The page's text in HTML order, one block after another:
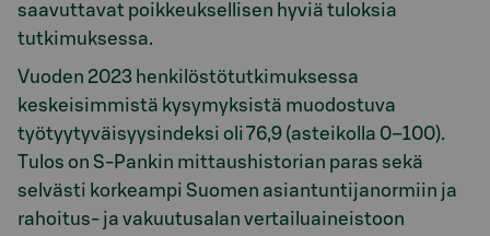
saavuttavat poikkeuksellisen hyviä tuloksia
tutkimuksessa.
Vuoden 2023 henkilöstötutkimuksessa
keskeisimmistä kysymyksistä muodostuva
työtyytyväisyysindeksi oli 76,9 (asteikolla 0–100).
Tulos on S-Pankin mittaushistorian paras sekä
selvästi korkeampi Suomen asiantuntijanormiin ja
rahoitus- ja vakuutusalan vertailuaineistoon